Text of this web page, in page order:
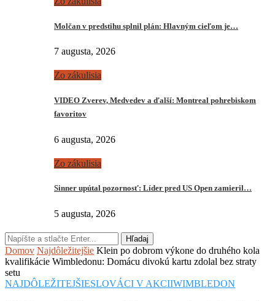
Molčan v predstihu splnil plán: Hlavným cieľom je…
7 augusta, 2026
Zo zákulisia
VIDEO Zverev, Medvedev a ďalší: Montreal pohrebiskom
favoritov
6 augusta, 2026
Zo zákulisia
Sinner upútal pozornosť: Líder pred US Open zamieril…
5 augusta, 2026
Hľadaj
Domov Najdôležitejšie Klein po dobrom výkone do druhého kola
kvalifikácie Wimbledonu: Domácu divokú kartu zdolal bez straty
setu
NAJDÔLEŽITEJŠIESLOVÁCI V AKCIIWIMBLEDON